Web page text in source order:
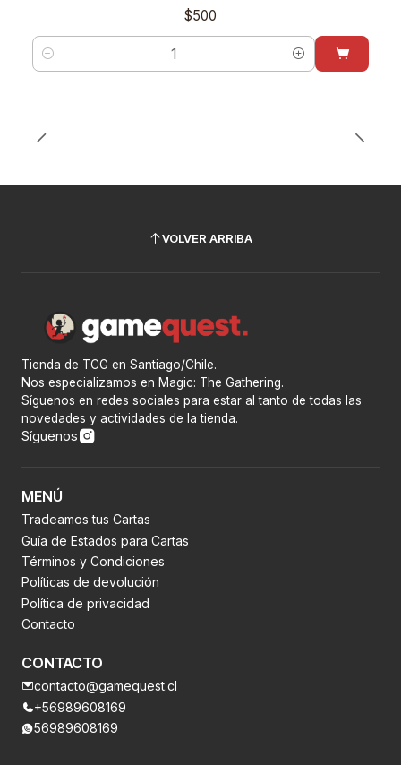
$500
Cantidad
VOLVER ARRIBA
Tienda de TCG en Santiago/Chile.
Nos especializamos en Magic: The Gathering.
Síguenos en redes sociales para estar al tanto de todas las
novedades y actividades de la tienda.
Síguenos
MENÚ
Tradeamos tus Cartas
Guía de Estados para Cartas
Términos y Condiciones
Políticas de devolución
Política de privacidad
Contacto
CONTACTO
contacto@gamequest.cl
+56989608169
56989608169